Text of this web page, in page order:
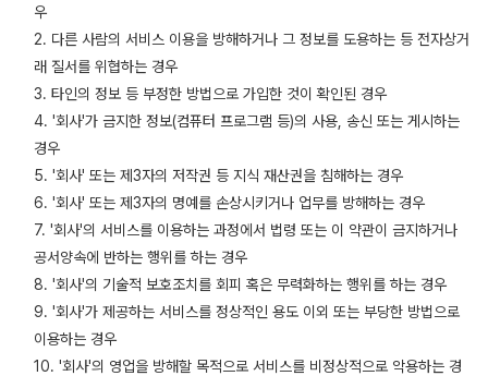
우
2. 다른 사람의 서비스 이용을 방해하거나 그 정보를 도용하는 등 전자상거
래 질서를 위협하는 경우
3. 타인의 정보 등 부정한 방법으로 가입한 것이 확인된 경우
4. '회사'가 금지한 정보(컴퓨터 프로그램 등)의 사용, 송신 또는 게시하는
경우
5. '회사' 또는 제3자의 저작권 등 지식 재산권을 침해하는 경우
6. '회사' 또는 제3자의 명예를 손상시키거나 업무를 방해하는 경우
7. '회사'의 서비스를 이용하는 과정에서 법령 또는 이 약관이 금지하거나
공서양속에 반하는 행위를 하는 경우
8. '회사'의 기술적 보호조치를 회피 혹은 무력화하는 행위를 하는 경우
9. '회사'가 제공하는 서비스를 정상적인 용도 이외 또는 부당한 방법으로
이용하는 경우
10. '회사'의 영업을 방해할 목적으로 서비스를 비정상적으로 악용하는 경